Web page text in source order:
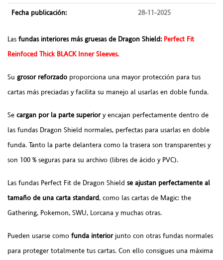
Fecha publicación: 28-11-2025
Las fundas interiores más gruesas de Dragon Shield: Perfect Fit
Reinfoced Thick BLACK Inner Sleeves.
Su grosor reforzado proporciona una mayor protección para tus
cartas más preciadas y facilita su manejo al usarlas en doble funda.
Se cargan por la parte superiory encajan perfectamente dentro de
las fundas Dragon Shield normales, perfectas para usarlas en doble
funda. Tanto la parte delantera como la trasera son transparentes y
son 100 % seguras para su archivo (libres de ácido y PVC).
Las fundas Perfect Fit de Dragon Shield se ajustan perfectamente al
tamaño de una carta standard, como las cartas de Magic: the
Gathering, Pokemon, SWU, Lorcana y muchas otras.
Pueden usarse como funda interiorjunto con otras fundas normales
para proteger totalmente tus cartas. Con ello consigues una máxima